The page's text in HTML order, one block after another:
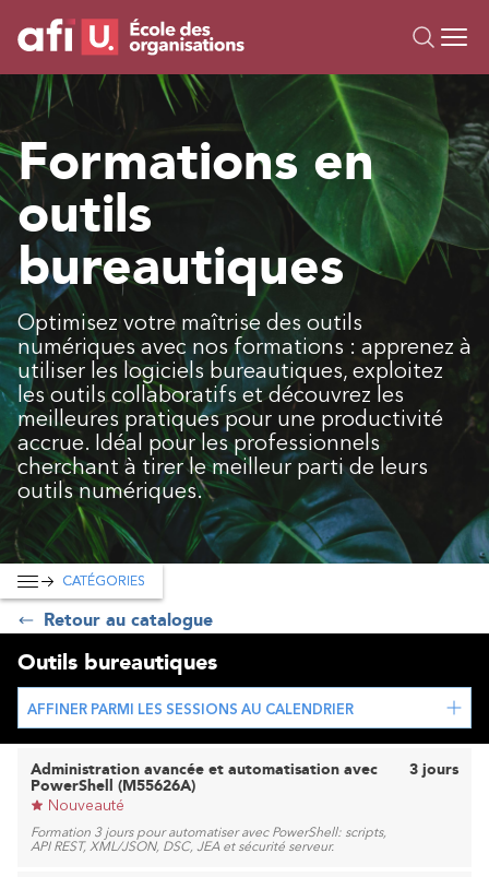
Formations
Campus IA
Sur mesure
À propos
Ressources
Formations en
outils
bureautiques
Optimisez votre maîtrise des outils
numériques avec nos formations : apprenez à
utiliser les logiciels bureautiques, exploitez
les outils collaboratifs et découvrez les
meilleures pratiques pour une productivité
accrue. Idéal pour les professionnels
cherchant à tirer le meilleur parti de leurs
outils numériques.
Retour au catalogue
CATÉGORIES
Outils bureautiques
AFFINER PARMI LES SESSIONS AU CALENDRIER
Administration avancée et automatisation avec
PowerShell (M55626A)
Nouveauté
Formation 3 jours pour automatiser avec PowerShell: scripts,
API REST, XML/JSON, DSC, JEA et sécurité serveur.
3 jours